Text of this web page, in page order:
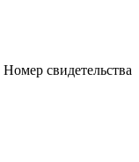
Номер свидетельства